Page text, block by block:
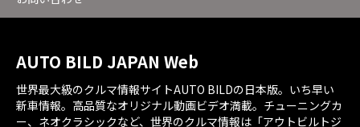
AUTO BILD JAPAN Web
世界最大級のクルマ情報サイトAUTO BILDの日本版。いち早い
新車情報。高品質なオリジナル動画ビデオ満載。チューニングカ
ー、ネオクラシックなど、世界のクルマ情報は「アウトビルトジ